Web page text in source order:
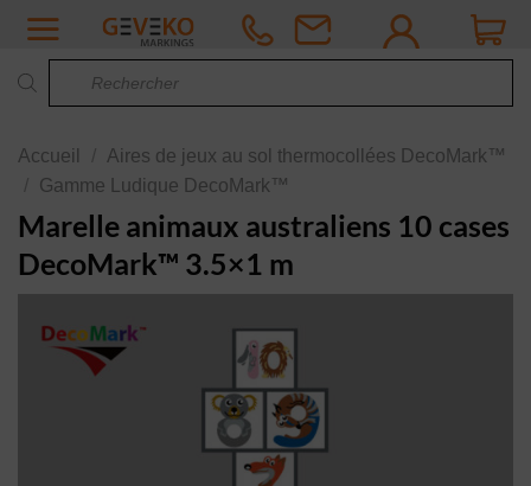
Passer
contenu
Accueil
Aires de jeux au sol thermocollées DecoMark™
Gamme Ludique DecoMark™
Marelle animaux australiens 10 cases
DecoMark™ 3.5×1 m